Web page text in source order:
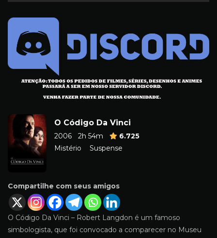
O Código Da Vinci
2006 2h 54m
6.725
Mistério
Suspense
Compartilhe com seus amigos
O Código Da Vinci – Robert Langdon é um famoso
simbologista, que foi convocado a comparecer no Museu